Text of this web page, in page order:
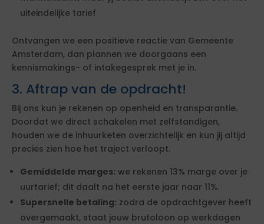
uiteindelijke tarief
Ontvangen we een positieve reactie van Gemeente
Amsterdam, dan plannen we doorgaans een
kennismakings- of intakegesprek met je in.
3. Aftrap van de opdracht!
Bij ons kun je rekenen op openheid en transparantie.
Doordat we direct schakelen met zelfstandigen,
houden we de inhuurketen overzichtelijk en kun jij altijd
precies zien hoe het traject verloopt.
Gemiddelde marges: we rekenen 13% marge over je
uurtarief; dit daalt na het eerste jaar naar 11%.
Supersnelle betaling: zodra de opdrachtgever heeft
overgemaakt, staat jouw brutoloon op werkdagen